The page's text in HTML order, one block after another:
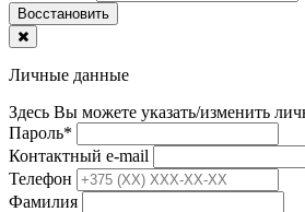
Воcстановить
Личные данные
Здесь Вы можете указать/изменить
Пароль*
Контактный e-mail
Телефон
Фамилия